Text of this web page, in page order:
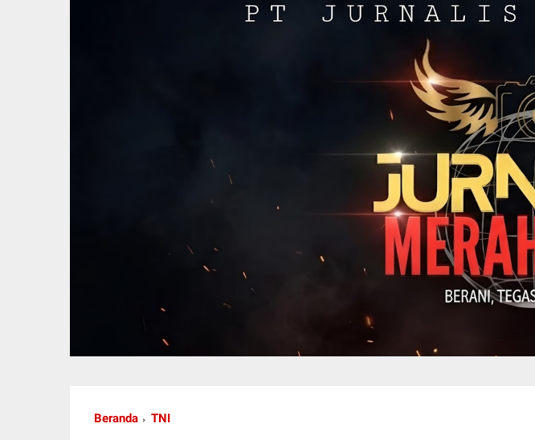
Beranda TNI